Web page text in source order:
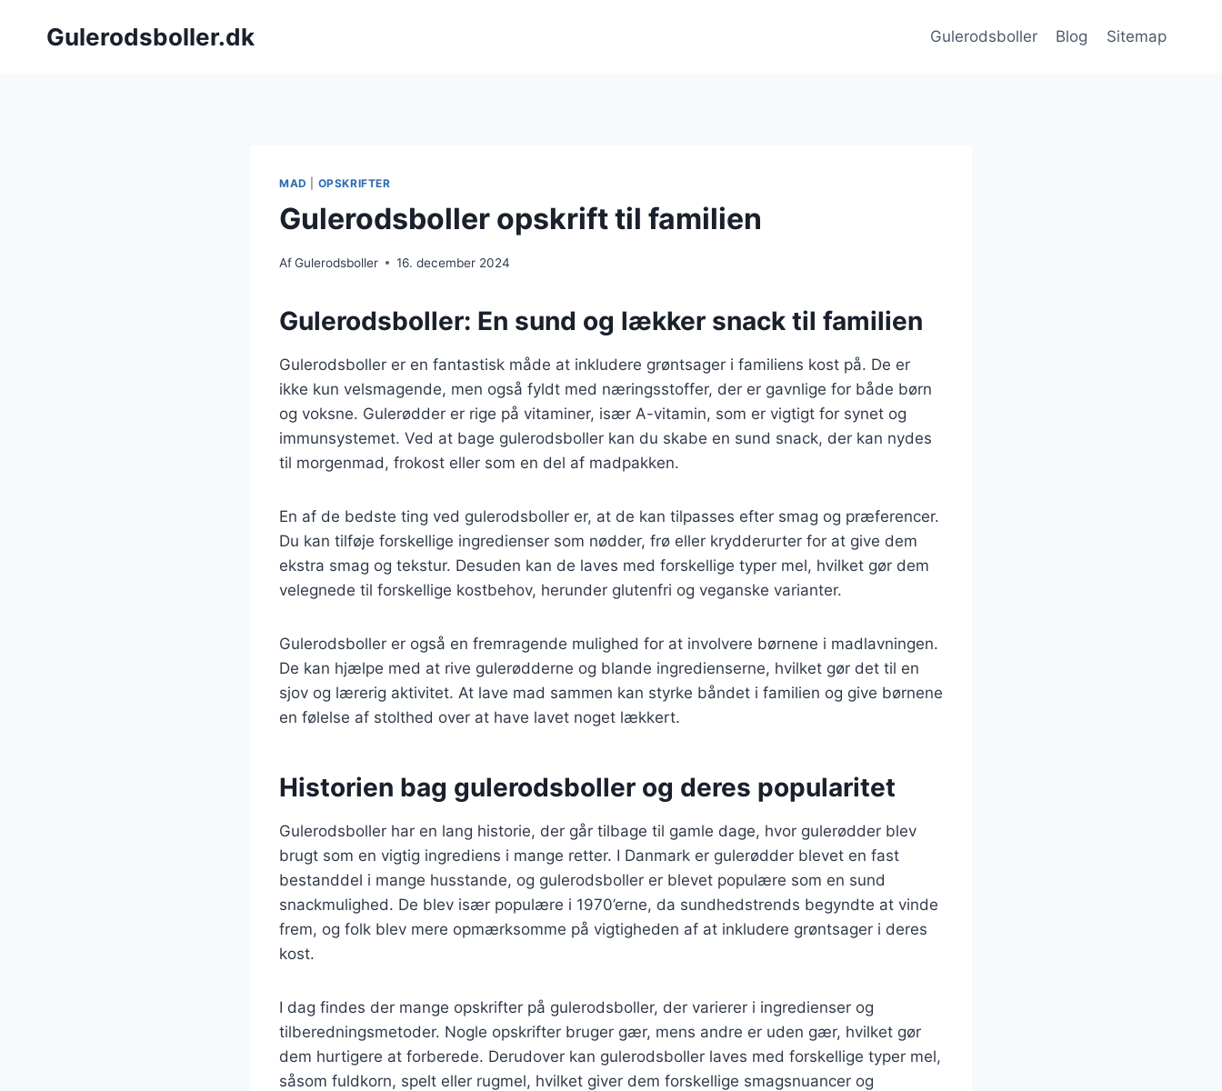
Gulerodsboller.dk Gulerodsboller Blog Sitemap
MAD OPSKRIFTER
Gulerodsboller opskrift til familien
AfGulerodsboller 16. december 2024
Gulerodsboller: En sund og lækker snack til familien
Gulerodsboller er en fantastisk måde at inkludere grøntsager i familiens kost på. De er
ikke kun velsmagende, men også fyldt med næringsstoffer, der er gavnlige for både børn
og voksne. Gulerødder er rige på vitaminer, især A-vitamin, som er vigtigt for synet og
immunsystemet. Ved at bage gulerodsboller kan du skabe en sund snack, der kan nydes
til morgenmad, frokost eller som en del af madpakken.
En af de bedste ting ved gulerodsboller er, at de kan tilpasses efter smag og præferencer.
Du kan tilføje forskellige ingredienser som nødder, frø eller krydderurter for at give dem
ekstra smag og tekstur. Desuden kan de laves med forskellige typer mel, hvilket gør dem
velegnede til forskellige kostbehov, herunder glutenfri og veganske varianter.
Gulerodsboller er også en fremragende mulighed for at involvere børnene i madlavningen.
De kan hjælpe med at rive gulerødderne og blande ingredienserne, hvilket gør det til en
sjov og lærerig aktivitet. At lave mad sammen kan styrke båndet i familien og give børnene
en følelse af stolthed over at have lavet noget lækkert.
Historien bag gulerodsboller og deres popularitet
Gulerodsboller har en lang historie, der går tilbage til gamle dage, hvor gulerødder blev
brugt som en vigtig ingrediens i mange retter. I Danmark er gulerødder blevet en fast
bestanddel i mange husstande, og gulerodsboller er blevet populære som en sund
snackmulighed. De blev især populære i 1970’erne, da sundhedstrends begyndte at vinde
frem, og folk blev mere opmærksomme på vigtigheden af at inkludere grøntsager i deres
kost.
I dag findes der mange opskrifter på gulerodsboller, der varierer i ingredienser og
tilberedningsmetoder. Nogle opskrifter bruger gær, mens andre er uden gær, hvilket gør
dem hurtigere at forberede. Derudover kan gulerodsboller laves med forskellige typer mel,
såsom fuldkorn, spelt eller rugmel, hvilket giver dem forskellige smagsnuancer og